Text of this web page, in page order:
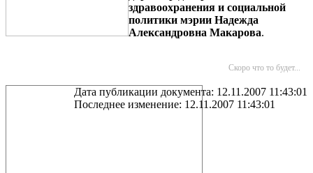
здравоохранения и социальной
политики мэрии Надежда
Александровна Макарова.
Скоро что то будет...
Дата публикации документа: 12.11.2007 11:43:01
Последнее изменение: 12.11.2007 11:43:01